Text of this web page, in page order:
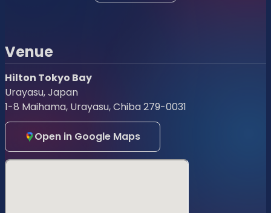
CHANDON or ソフトドリンクグラス (スタンダードに
付いているスパークリングワインから変更)１杯付
バーでのVIP専用レーン
デッキチェアー (パラソルとサイドテーブルは、それら1
組を隣接する2台のデッキチェアで共有)
VVIPソファの購入権
Venue
Hilton Tokyo Bay
Urayasu, Japan
1-8 Maihama, Urayasu, Chiba 279-0031
Open in Google Maps